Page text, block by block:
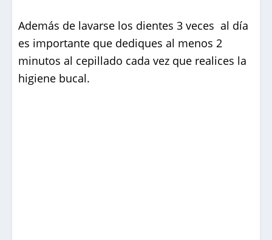
Además de lavarse los dientes 3 veces al día
es importante que dediques al menos 2
minutos al cepillado cada vez que realices la
higiene bucal.